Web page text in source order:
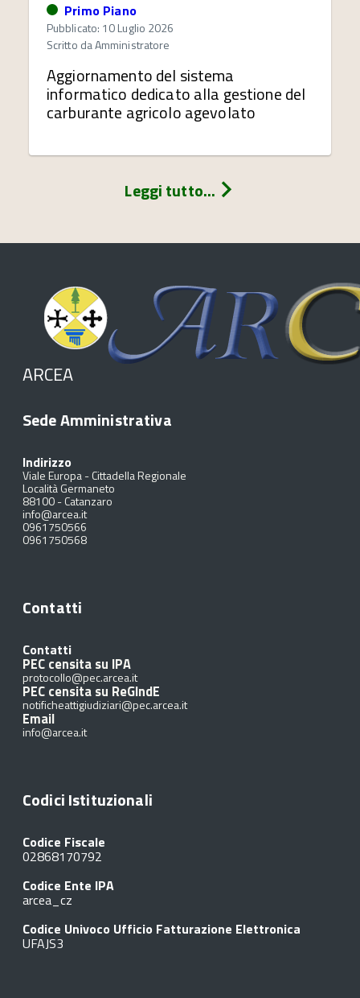
Primo Piano
Pubblicato: 10 Luglio 2026
Scritto daAmministratore
Aggiornamento del sistema
informatico dedicato alla gestione del
carburante agricolo agevolato
Leggi tutto...
ARCEA
Sede Amministrativa
Indirizzo
Viale Europa - Cittadella Regionale
Località Germaneto
88100-Catanzaro
info@arcea.it
0961750566
0961750568
Contatti
Contatti
PEC censita su IPA
protocollo@pec.arcea.it
PEC censita su ReGIndE
notificheattigiudiziari@pec.arcea.it
Email
info@arcea.it
Codici Istituzionali
Codice Fiscale
02868170792
Codice Ente IPA
arcea_cz
Codice Univoco Ufficio Fatturazione Elettronica
UFAJS3